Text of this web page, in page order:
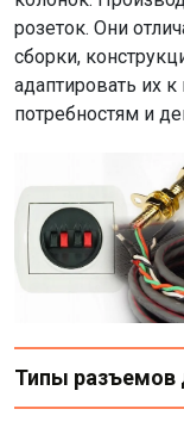
розеток. Они
сборки,
адаптировать их
потребностям и
Типы разъемов